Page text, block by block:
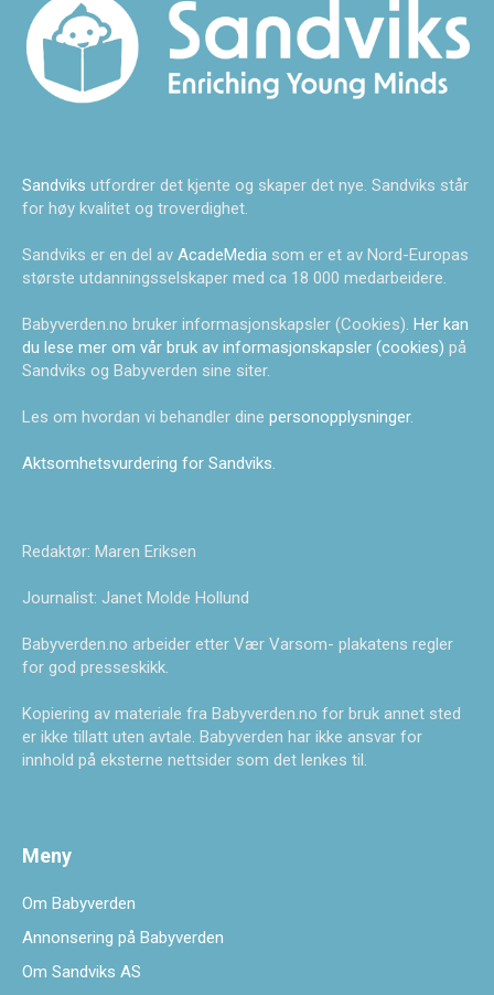
Sandviks utfordrer det kjente og skaper det nye. Sandviks står
for høy kvalitet og troverdighet.
Sandviks er en del av AcadeMedia som er et av Nord-Europas
største utdanningsselskaper med ca 18 000 medarbeidere.
Babyverden.no bruker informasjonskapsler (Cookies). Her kan
du lese mer om vår bruk av informasjonskapsler (cookies) på
Sandviks og Babyverden sine siter.
Les om hvordan vi behandler dine personopplysninger.
Aktsomhetsvurdering for Sandviks.
Redaktør: Maren Eriksen
Journalist: Janet Molde Hollund
Babyverden.no arbeider etter Vær Varsom- plakatens regler
for god presseskikk.
Kopiering av materiale fra Babyverden.no for bruk annet sted
er ikke tillatt uten avtale. Babyverden har ikke ansvar for
innhold på eksterne nettsider som det lenkes til.
Meny
Om Babyverden
Annonsering på Babyverden
Om Sandviks AS